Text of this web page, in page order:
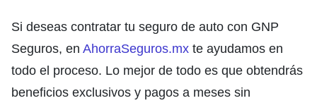
Si deseas contratar tu seguro de auto con GNP
Seguros, en AhorraSeguros.mx te ayudamos en
todo el proceso. Lo mejor de todo es que obtendrás
beneficios exclusivos y pagos a meses sin